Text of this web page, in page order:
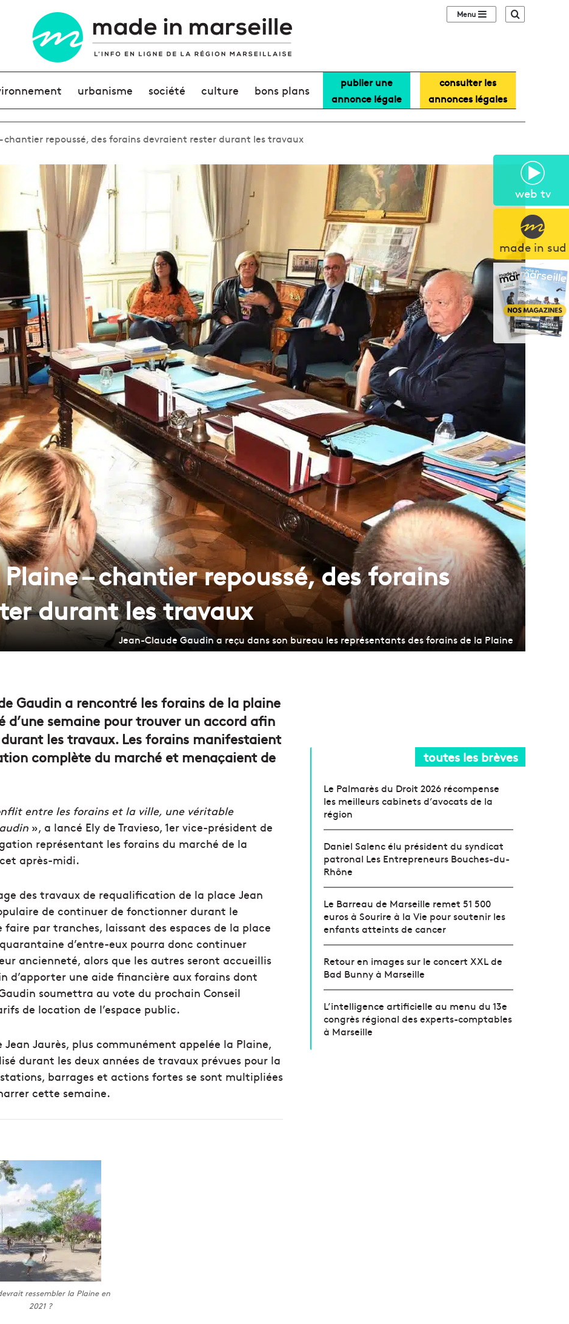
web tv
made in sud
Sidebar (barre
urbanisme société culture bons plans
publier une
annonce légale
consulter les
annonces légales
chantier repoussé, des forains devraient rester durant les travaux
– chantier repoussé, des forains
durant les travaux
Jean-Claude Gaudin a reçu dans son bureau les représentants des forains de la Plaine
Gaudin a rencontré les forains de la plaine
d’une semaine pour trouver un accord afin
les travaux. Les forains manifestaient
complète du marché et menaçaient de
entre les forains et la ville, une véritable
», a lancé Ely de Travieso, 1er vice-président de
représentant les forains du marché de la
après-midi.
des travaux de requalification de la place Jean
de continuer de fonctionner durant le
par tranches, laissant des espaces de la place
d’entre-eux pourra donc continuer
ancienneté, alors que les autres seront accueillis
d’apporter une aide financière aux forains dont
soumettra au vote du prochain Conseil
de location de l’espace public.
Jaurès, plus communément appelée la Plaine,
durant les deux années de travaux prévues pour la
barrages et actions fortes se sont multipliées
cette semaine.
ressembler la Plaine en
2021 ?
toutes les brèves
Le Palmarès du Droit 2026 récompense
les meilleurs cabinets d’avocats de la
région
Daniel Salenc élu président du syndicat
patronal Les Entrepreneurs Bouches-du-
Rhône
Le Barreau de Marseille remet 51 500
euros à Sourire à la Vie pour soutenir les
enfants atteints de cancer
Retour en images sur le concert XXL de
Bad Bunny à Marseille
L’intelligence artificielle au menu du 13e
congrès régional des experts-comptables
à Marseille